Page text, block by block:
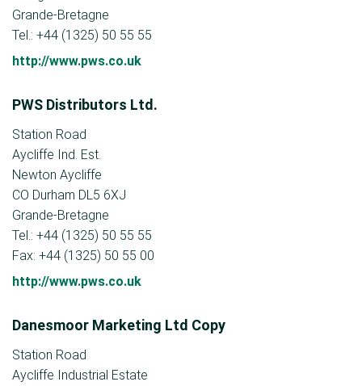
Grande-Bretagne
Tel.: +44 (1325) 50 55 55
http://www.pws.co.uk
PWS Distributors Ltd.
Station Road
Aycliffe Ind. Est.
Newton Aycliffe
CO Durham DL5 6XJ
Grande-Bretagne
Tel.: +44 (1325) 50 55 55
Fax: +44 (1325) 50 55 00
http://www.pws.co.uk
Danesmoor Marketing Ltd Copy
Station Road
Aycliffe Industrial Estate